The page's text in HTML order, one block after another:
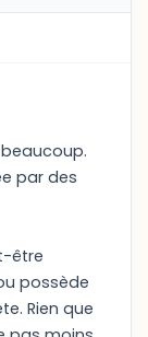
par des
être
possède
Rien que